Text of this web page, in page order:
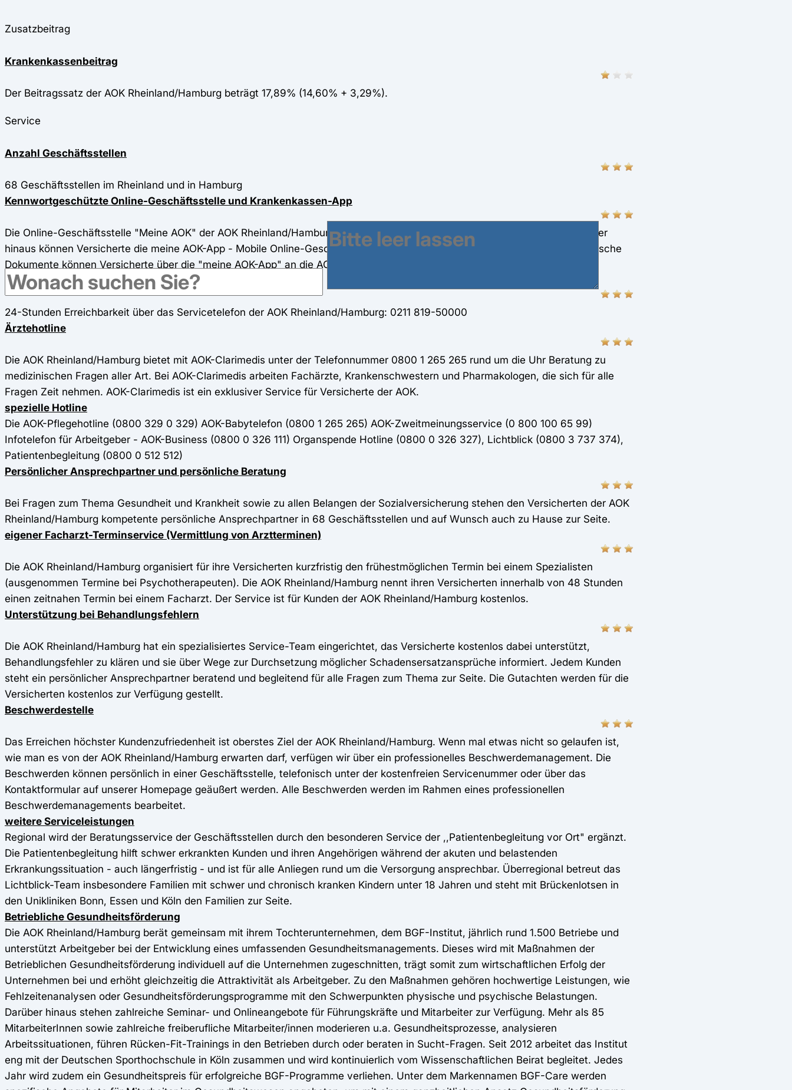
Zusatzbeitrag
Krankenkassenbeitrag
Der Beitragssatz der AOK Rheinland/Hamburg beträgt 17,89% (14,60% + 3,29%).
Service
Anzahl Geschäftsstellen
68 Geschäftsstellen im Rheinland und in Hamburg
Kennwortgeschützte Online-Geschäftsstelle und Krankenkassen-App
Die Online-Geschäftsstelle "Meine AOK" der AOK Rheinland/Hamburg ist rund um die Uhr geöffnet - 365 Tage im Jahr. Darüber
hinaus können Versicherte die meine AOK-App - Mobile Online-Geschäftsstelle der AOK Rheinland/Hamburg nutzen. Elektronische
Dokumente können Versicherte über die "meine AOK-App" an die AOK Rheinland/Hamburg übermitteln.
Hotline / telefonische Erreichbarkeit
24-Stunden Erreichbarkeit über das Servicetelefon der AOK Rheinland/Hamburg: 0211 819-50000
Ärztehotline
Die AOK Rheinland/Hamburg bietet mit AOK-Clarimedis unter der Telefonnummer 0800 1 265 265 rund um die Uhr Beratung zu
medizinischen Fragen aller Art. Bei AOK-Clarimedis arbeiten Fachärzte, Krankenschwestern und Pharmakologen, die sich für alle
Fragen Zeit nehmen. AOK-Clarimedis ist ein exklusiver Service für Versicherte der AOK.
spezielle Hotline
Die AOK-Pflegehotline (0800 329 0 329) AOK-Babytelefon (0800 1 265 265) AOK-Zweitmeinungsservice (0 800 100 65 99)
Infotelefon für Arbeitgeber - AOK-Business (0800 0 326 111) Organspende Hotline (0800 0 326 327), Lichtblick (0800 3 737 374),
Patientenbegleitung (0800 0 512 512)
Persönlicher Ansprechpartner und persönliche Beratung
Bei Fragen zum Thema Gesundheit und Krankheit sowie zu allen Belangen der Sozialversicherung stehen den Versicherten der AOK
Rheinland/Hamburg kompetente persönliche Ansprechpartner in 68 Geschäftsstellen und auf Wunsch auch zu Hause zur Seite.
eigener Facharzt-Terminservice (Vermittlung von Arztterminen)
Die AOK Rheinland/Hamburg organisiert für ihre Versicherten kurzfristig den frühestmöglichen Termin bei einem Spezialisten
(ausgenommen Termine bei Psychotherapeuten). Die AOK Rheinland/Hamburg nennt ihren Versicherten innerhalb von 48 Stunden
einen zeitnahen Termin bei einem Facharzt. Der Service ist für Kunden der AOK Rheinland/Hamburg kostenlos.
Unterstützung bei Behandlungsfehlern
Die AOK Rheinland/Hamburg hat ein spezialisiertes Service-Team eingerichtet, das Versicherte kostenlos dabei unterstützt,
Behandlungsfehler zu klären und sie über Wege zur Durchsetzung möglicher Schadensersatzansprüche informiert. Jedem Kunden
steht ein persönlicher Ansprechpartner beratend und begleitend für alle Fragen zum Thema zur Seite. Die Gutachten werden für die
Versicherten kostenlos zur Verfügung gestellt.
Beschwerdestelle
Das Erreichen höchster Kundenzufriedenheit ist oberstes Ziel der AOK Rheinland/Hamburg. Wenn mal etwas nicht so gelaufen ist,
wie man es von der AOK Rheinland/Hamburg erwarten darf, verfügen wir über ein professionelles Beschwerdemanagement. Die
Beschwerden können persönlich in einer Geschäftsstelle, telefonisch unter der kostenfreien Servicenummer oder über das
Kontaktformular auf unserer Homepage geäußert werden. Alle Beschwerden werden im Rahmen eines professionellen
Beschwerdemanagements bearbeitet.
weitere Serviceleistungen
Regional wird der Beratungsservice der Geschäftsstellen durch den besonderen Service der ,,Patientenbegleitung vor Ort" ergänzt.
Die Patientenbegleitung hilft schwer erkrankten Kunden und ihren Angehörigen während der akuten und belastenden
Erkrankungssituation - auch längerfristig - und ist für alle Anliegen rund um die Versorgung ansprechbar. Überregional betreut das
Lichtblick-Team insbesondere Familien mit schwer und chronisch kranken Kindern unter 18 Jahren und steht mit Brückenlotsen in
den Unikliniken Bonn, Essen und Köln den Familien zur Seite.
Betriebliche Gesundheitsförderung
Die AOK Rheinland/Hamburg berät gemeinsam mit ihrem Tochterunternehmen, dem BGF-Institut, jährlich rund 1.500 Betriebe und
unterstützt Arbeitgeber bei der Entwicklung eines umfassenden Gesundheitsmanagements. Dieses wird mit Maßnahmen der
Betrieblichen Gesundheitsförderung individuell auf die Unternehmen zugeschnitten, trägt somit zum wirtschaftlichen Erfolg der
Unternehmen bei und erhöht gleichzeitig die Attraktivität als Arbeitgeber. Zu den Maßnahmen gehören hochwertige Leistungen, wie
Fehlzeitenanalysen oder Gesundheitsförderungsprogramme mit den Schwerpunkten physische und psychische Belastungen.
Darüber hinaus stehen zahlreiche Seminar- und Onlineangebote für Führungskräfte und Mitarbeiter zur Verfügung. Mehr als 85
MitarbeiterInnen sowie zahlreiche freiberufliche Mitarbeiter/innen moderieren u.a. Gesundheitsprozesse, analysieren
Arbeitssituationen, führen Rücken-Fit-Trainings in den Betrieben durch oder beraten in Sucht-Fragen. Seit 2012 arbeitet das Institut
eng mit der Deutschen Sporthochschule in Köln zusammen und wird kontinuierlich vom Wissenschaftlichen Beirat begleitet. Jedes
Jahr wird zudem ein Gesundheitspreis für erfolgreiche BGF-Programme verliehen. Unter dem Markennamen BGF-Care werden